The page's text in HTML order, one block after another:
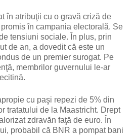
în atribuţii cu o gravă criză de
în campania electorală. Se
tensiuni sociale. În plus, prin
de an, a dovedit că este un
de un premier surogat. Pe
membrilor guvernului le-ar
cu paşi repezi de 5% din
tratatului de la Maastricht. Drept
zdravăn faţă de euro. În
probabil că BNR a pompat bani